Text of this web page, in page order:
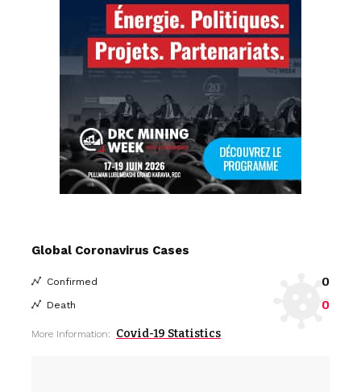
Global Coronavirus Cases
Confirmed 0
Death 0
More Information: Covid-19 Statistics